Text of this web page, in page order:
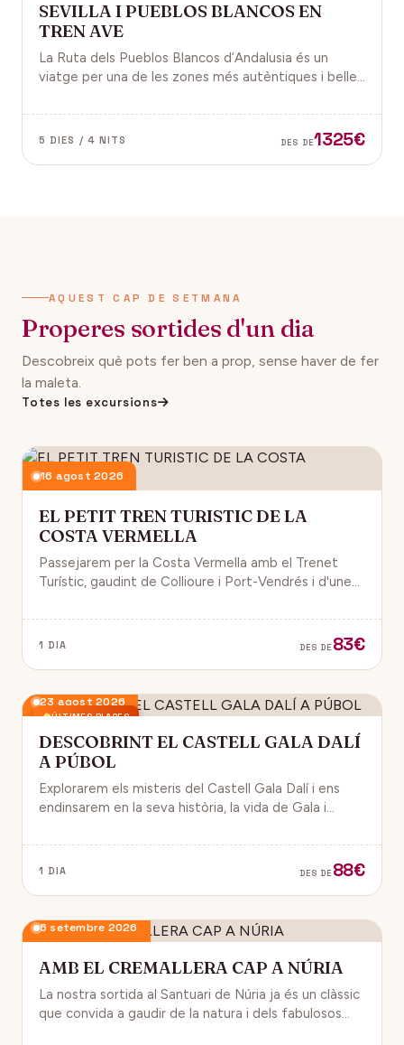
SEVILLA I PUEBLOS BLANCOS EN
TREN AVE
La Ruta dels Pueblos Blancos d’Andalusia és un
viatge per una de les zones més autèntiques i belles
Cadis i Màlaga. Vens amb nosaltres?
5 DIES / 4 NITS DES DE1325€
AQUEST CAP DE SETMANA
Properes sortides d'un dia
Descobreix què pots fer ben a prop, sense haver de fer
la maleta.
Totes les excursions
16 agost 2026
EL PETIT TREN TURISTIC DE LA
COSTA VERMELLA
Passejarem per la Costa Vermella amb el Trenet
Turístic, gaudint de Collioure i Port-Vendrés i d'unes
1 DIA DES DE 83€
ÚLTIMES PLACES
23 agost 2026
DESCOBRINT EL CASTELL GALA DALÍ
A PÚBOL
Explorarem els misteris del Castell Gala Dalí i ens
endinsarem en la seva història, la vida de Gala i
1 DIA DES DE 88€
6 setembre 2026
AMB EL CREMALLERA CAP A NÚRIA
La nostra sortida al Santuari de Núria ja és un clàssic
que convida a gaudir de la natura i dels fabulosos